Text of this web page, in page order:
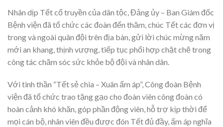
Nhân dịp Tết cổ truyền của dân tộc, Đảng ủy – Ban Giám đốc
Bệnh viện đã tổ chức các đoàn đến thăm, chúc Tết các đơn vị
trong và ngoài quân đội trên địa bàn, gửi lời chúc mừng năm
mới an khang, thịnh vượng, tiếp tục phối hợp chặt chẽ trong
công tác chăm sóc sức khỏe bộ đội và nhân dân.
Với tinh thần “Tết sẻ chia – Xuân ấm áp”, Công đoàn Bệnh
viện đã tổ chức trao tặng gạo cho đoàn viên công đoàn có
hoàn cảnh khó khăn, góp phần động viên, hỗ trợ kịp thời để
mọi cán bộ, nhân viên đều được đón Tết đủ đầy, ấm áp nghĩa